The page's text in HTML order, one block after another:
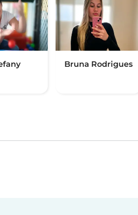
Bruna Rodrigues